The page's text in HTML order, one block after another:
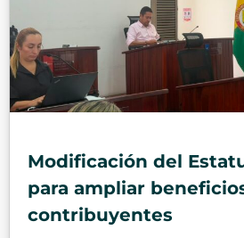
Modificación del
para ampliar
contribuyentes